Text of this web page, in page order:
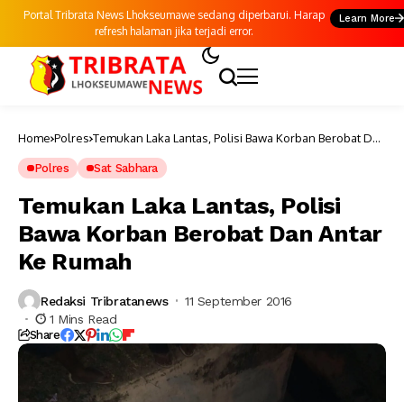
Portal Tribrata News Lhokseumawe sedang diperbarui. Harap
refresh halaman jika terjadi error.
Learn More
Home Polres Temukan Laka Lantas, Polisi Bawa Korban Berobat Dan
Polres Sat Sabhara
Temukan Laka Lantas, Polisi
Bawa Korban Berobat Dan Antar
Ke Rumah
Redaksi Tribratanews
11 September 2016
1 Mins Read
Share